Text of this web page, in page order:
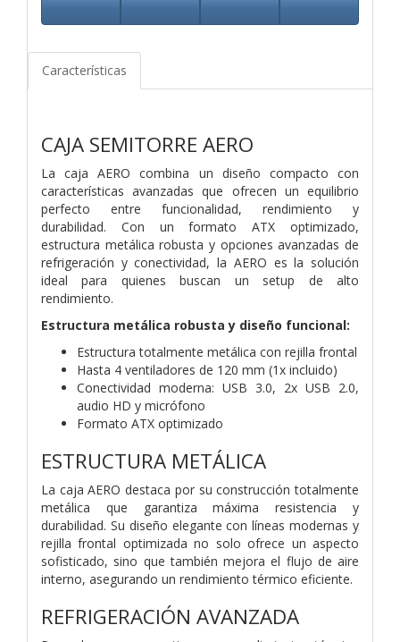
Características
CAJA SEMITORRE AERO
La caja AERO combina un diseño compacto con
características avanzadas que ofrecen un equilibrio
perfecto entre funcionalidad, rendimiento y
durabilidad. Con un formato ATX optimizado,
estructura metálica robusta y opciones avanzadas de
refrigeración y conectividad, la AERO es la solución
ideal para quienes buscan un setup de alto
rendimiento.
Estructura metálica robusta y diseño funcional:
Estructura totalmente metálica con rejilla frontal
Hasta 4 ventiladores de 120 mm (1x incluido)
Conectividad moderna: USB 3.0, 2x USB 2.0,
audio HD y micrófono
Formato ATX optimizado
ESTRUCTURA METÁLICA
La caja AERO destaca por su construcción totalmente
metálica que garantiza máxima resistencia y
durabilidad. Su diseño elegante con líneas modernas y
rejilla frontal optimizada no solo ofrece un aspecto
sofisticado, sino que también mejora el flujo de aire
interno, asegurando un rendimiento térmico eficiente.
REFRIGERACIÓN AVANZADA